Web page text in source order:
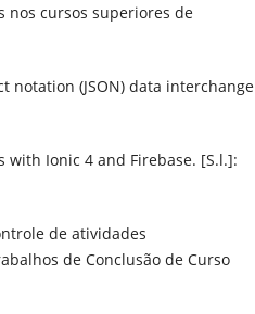
nos cursos superiores de
notation (JSON) data interchange
with Ionic 4 and Firebase. [S.l.]:
de atividades
de Conclusão de Curso